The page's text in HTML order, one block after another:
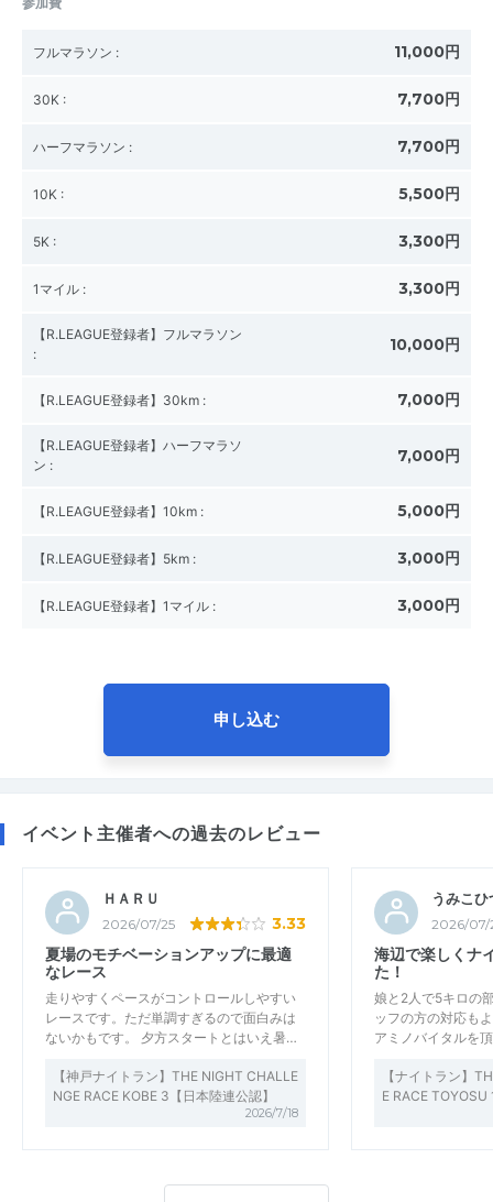
フルマラソン : 11,000円
30K : 7,700円
ハーフマラソン : 7,700円
10K : 5,500円
5K : 3,300円
1マイル : 3,300円
【R.LEAGUE登録者】フルマラソン
:
10,000円
【R.LEAGUE登録者】30km : 7,000円
【R.LEAGUE登録者】ハーフマラソ
ン : 7,000円
【R.LEAGUE登録者】10km : 5,000円
【R.LEAGUE登録者】5km : 3,000円
【R.LEAGUE登録者】1マイル : 3,000円
申し込む
イベント主催者への過去のレビュー
ＨＡＲＵ
2026/07/25 3.33
夏場のモチベーションアップに最適
なレース
走りやすくペースがコントロールしやすい
レースです。ただ単調すぎるので面白みは
ないかもです。 夕方スタートとはいえ暑…
【神戸ナイトラン】THE NIGHT CHALLE
NGE RACE KOBE 3【日本陸連公認】
2026/7/18
うみこひ
2026/07/
海辺で楽しくナ
た！
娘と2人で5キロの
ッフの方の対応も
アミノバイタルを
【ナイトラン】
E RACE